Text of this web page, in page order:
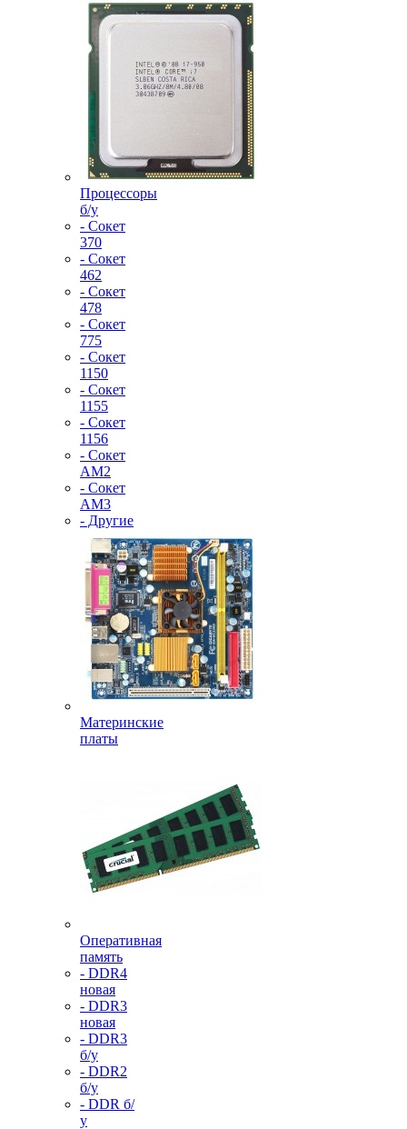
Процессоры
б/у
- Сокет
370
- Сокет
462
- Сокет
478
- Сокет
775
- Сокет
1150
- Сокет
1155
- Сокет
1156
- Сокет
AM2
- Сокет
AM3
- Другие
Материнские
платы
Оперативная
память
- DDR4
новая
- DDR3
новая
- DDR3
б/у
- DDR2
б/у
- DDR б/
у